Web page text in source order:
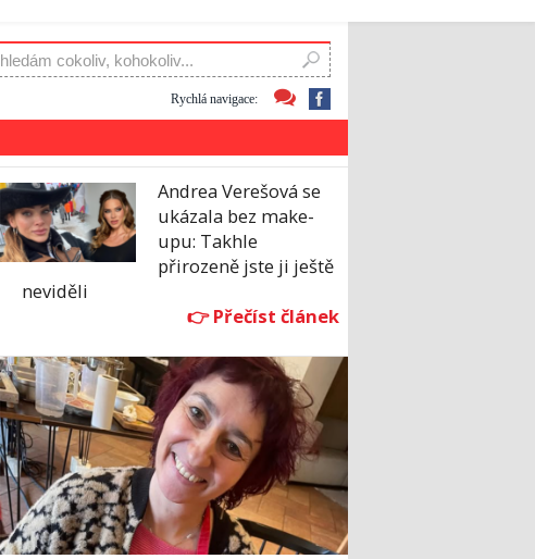
Rychlá navigace:
Andrea Verešová se
ukázala bez make-
upu: Takhle
přirozeně jste ji ještě
neviděli